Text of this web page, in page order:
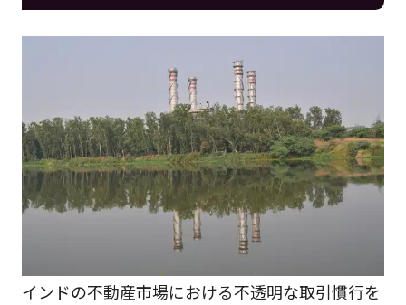
インドの不動産市場における不透明な取引慣行を